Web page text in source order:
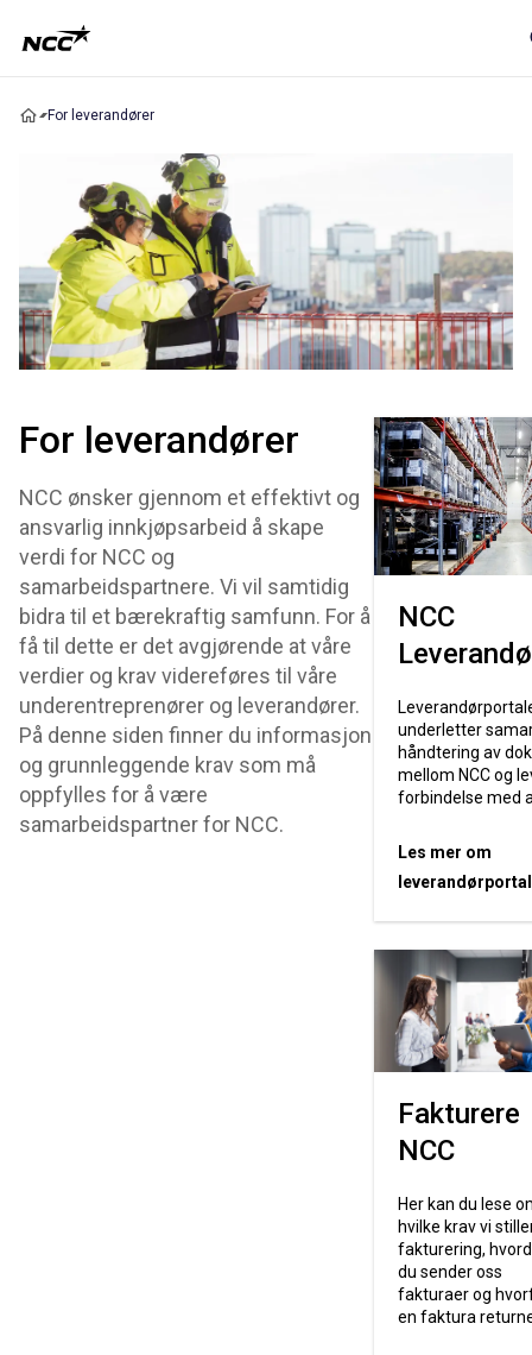
For leverandører
For leverandører
NCC ønsker gjennom et effektivt og
ansvarlig innkjøpsarbeid å skape
verdi for NCC og
samarbeidspartnere. Vi vil samtidig
bidra til et bærekraftig samfunn. For å
få til dette er det avgjørende at våre
verdier og krav videreføres til våre
underentreprenører og leverandører.
På denne siden finner du informasjon
og grunnleggende krav som må
oppfylles for å være
samarbeidspartner for NCC.
NCC
underletter
håndtering av
mellom NCC og
forbindelse med
Les mer om
Fakturere
NCC
Her kan du lese
hvilke krav vi
fakturering,
du sender oss
fakturaer og
en faktura